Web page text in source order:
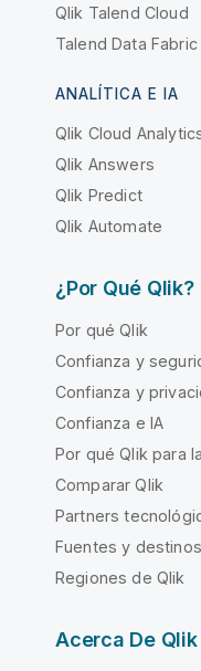
Qlik Talend Cloud
Talend Data Fabric
ANALÍTICA E IA
Qlik Cloud
Qlik Answers
Qlik Predict
Qlik Automate
¿Por Qué Qlik?
Por qué Qlik
Confianza y
Confianza y
Confianza e IA
Por qué Qlik para
Comparar Qlik
Partners
Fuentes y
Regiones de Qlik
Acerca De Qlik